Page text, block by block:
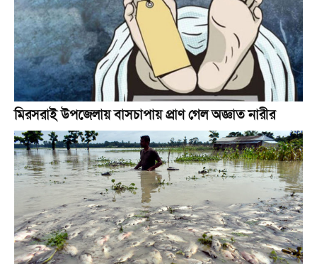
মিরসরাই উপজেলায় বাসচাপায় প্রাণ গেল অজ্ঞাত নারীর